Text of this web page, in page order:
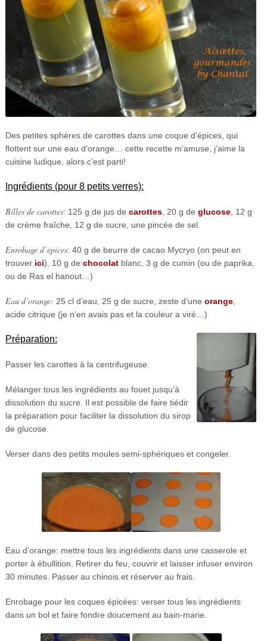
Des petites sphères de carottes dans une coque d’épices, qui
flottent sur une eau d’orange… cette recette m’amuse, j’aime la
cuisine ludique, alors c’est parti!
Ingrédients (pour 8 petits verres):
Billes de carottes: 125 g de jus de carottes, 20 g de glucose, 12 g
de crème fraîche, 12 g de sucre, une pincée de sel.
Enrobage d’épices: 40 g de beurre de cacao Mycryo (on peut en
trouver ici), 10 g de chocolatblanc, 3 g de cumin (ou de paprika,
ou de Ras el hanout…)
Eau d’orange: 25 cl d’eau, 25 g de sucre, zeste d’une orange,
acide citrique (je n’en avais pas et la couleur a viré…)
Préparation:
Passer les carottes à la centrifugeuse.
Mélanger tous les ingrédients au fouet jusqu’à
dissolution du sucre. Il est possible de faire tiédir
la préparation pour faciliter la dissolution du sirop
de glucose.
Verser dans des petits moules semi-sphériques et congeler.
Eau d’orange: mettre tous les ingrédients dans une casserole et
porter à ébullition. Retirer du feu, couvrir et laisser infuser environ
30 minutes. Passer au chinois et réserver au frais.
Enrobage pour les coques épicées: verser tous les ingrédients
dans un bol et faire fondre doucement au bain-marie.